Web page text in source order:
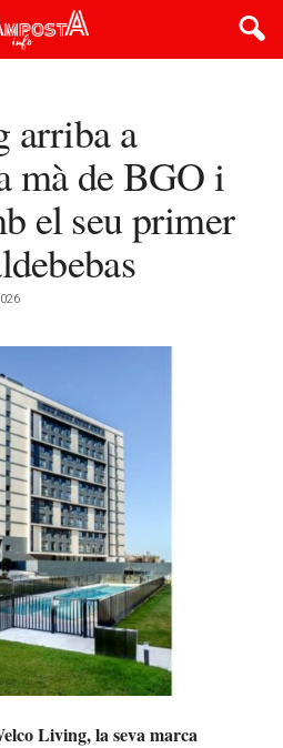
arriba a
mà de BGO i
el seu primer
Living, la seva marca